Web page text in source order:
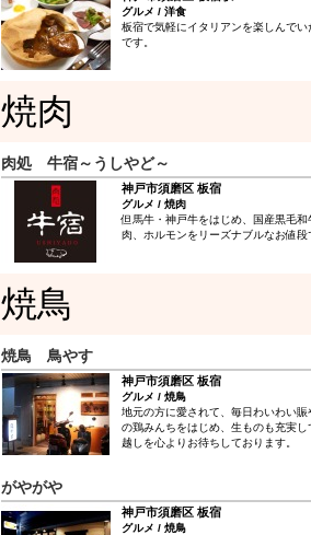
グルメ / 洋食
板宿で気軽にイタリアンを楽しんで
です。
焼肉
肉処 牛宿～うしやど～
神戸市須磨区 板宿
グルメ / 焼肉
但馬牛・神戸牛をはじめ、国産黒毛
肉、ホルモンをリーズナブルなお値段
焼鳥
焼鳥 鳥やす
神戸市須磨区 板宿
グルメ / 焼鳥
地元の方に愛されて、毎日わいわい
の鶏みんちをはじめ、生ものも充実
越しを心よりお待ちしております。
がやがや
神戸市須磨区 板宿
グルメ / 焼鳥